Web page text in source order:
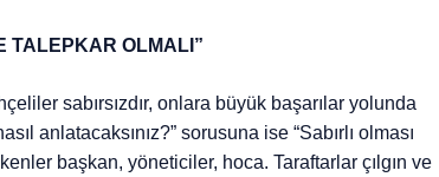
TALEPKAR OLMALI”
sabırsızdır, onlara büyük başarılar yolunda
anlatacaksınız?” sorusuna ise “Sabırlı olması
başkan, yöneticiler, hoca. Taraftarlar çılgın ve